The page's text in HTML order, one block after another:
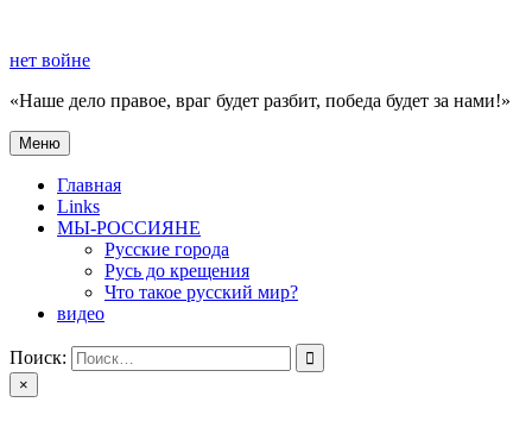
содержимому
нет войне
«Наше дело правое, враг будет разбит, победа будет за нами!»
нет войне
«Наше дело правое, враг будет разбит, победа будет за нами!»
Меню
Главная
Links
МЫ-РОССИЯНЕ
Русские города
Русь до крещения
Что такое русский мир?
видео
Поиск:
×